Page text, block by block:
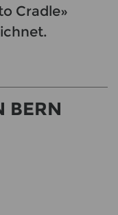
Cradle»
BERN